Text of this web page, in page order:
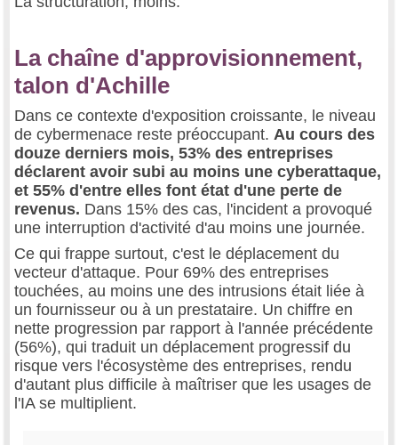
La chaîne d'approvisionnement,
talon d'Achille
Dans ce contexte d'exposition croissante, le niveau
de cybermenace reste préoccupant. Au cours des
douze derniers mois, 53% des entreprises
déclarent avoir subi au moins une cyberattaque,
et 55% d'entre elles font état d'une perte de
revenus. Dans 15% des cas, l'incident a provoqué
une interruption d'activité d'au moins une journée.
Ce qui frappe surtout, c'est le déplacement du
vecteur d'attaque. Pour 69% des entreprises
touchées, au moins une des intrusions était liée à
un fournisseur ou à un prestataire. Un chiffre en
nette progression par rapport à l'année précédente
(56%), qui traduit un déplacement progressif du
risque vers l'écosystème des entreprises, rendu
d'autant plus difficile à maîtriser que les usages de
l'IA se multiplient.